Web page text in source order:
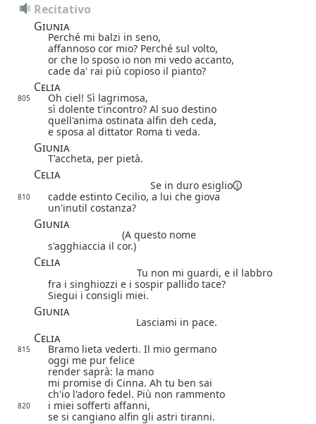
Recitativo
Giunia
Perché mi balzi in seno,
affannoso cor mio? Perché sul volto,
or che lo sposo io non mi vedo accanto,
cade da' rai più copioso il pianto?
Celia
805
Oh ciel! Sì lagrimosa,
sì dolente t'incontro? Al suo destino
quell'anima ostinata alfin deh ceda,
e sposa al dittator Roma ti veda.
Giunia
T'accheta, per pietà.
Celia
Se in duro esiglio
810
cadde estinto Cecilio, a lui che giova
un'inutil costanza?
Giunia
(A questo nome
s'agghiaccia il cor.)
Celia
Tu non mi guardi, e il labbro
fra i singhiozzi e i sospir pallido tace?
Siegui i consigli miei.
Giunia
Lasciami in pace.
Celia
815
Bramo lieta vederti. Il mio germano
oggi me pur felice
render saprà: la mano
mi promise di Cinna. Ah tu ben sai
ch'io l'adoro fedel. Più non rammento
820
i miei sofferti affanni,
se si cangiano alfin gli astri tiranni.